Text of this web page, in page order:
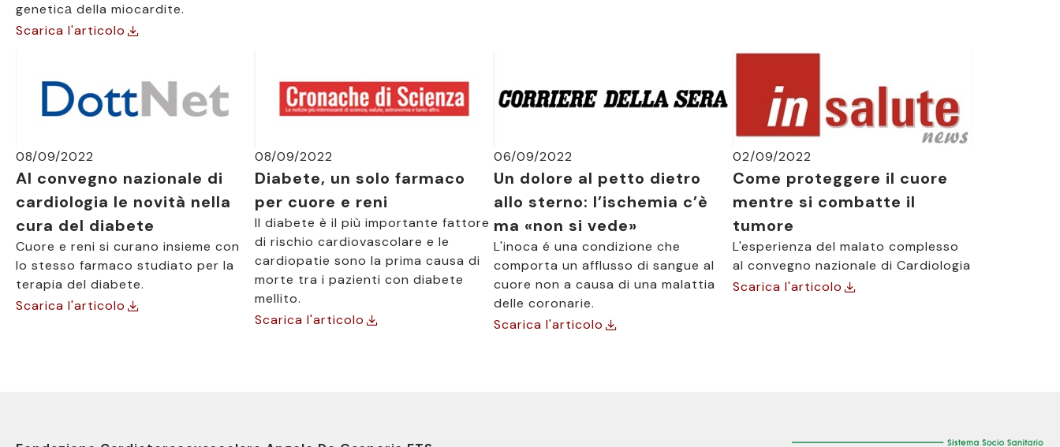
geneticа della miocardite.
Scarica l'articolo
08/09/2022
Al convegno nazionale di
cardiologia le novità nella
cura del diabete
Cuore e reni si curano insieme con
lo stesso farmaco studiato per la
terapia del diabete.
Scarica l'articolo
08/09/2022
Diabete, un solo farmaco
per cuore e reni
Il diabete è il più importante fattore
di rischio cardiovascolare e le
cardiopatie sono la prima causa di
morte tra i pazienti con diabete
mellito.
Scarica l'articolo
06/09/2022
Un dolore al petto dietro
allo sterno: l’ischemia c’è
ma «non si vede»
L'inoca é una condizione che
comporta un afflusso di sangue al
cuore non a causa di una malattia
delle coronarie.
Scarica l'articolo
02/09/2022
Come proteggere il cuore
mentre si combatte il
tumore
L'esperienza del malato complesso
al convegno nazionale di Cardiologia
Scarica l'articolo